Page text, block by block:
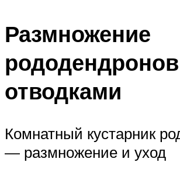
Размножение
рододендронов
отводками
Комнатный кустарник
— размножение и уход